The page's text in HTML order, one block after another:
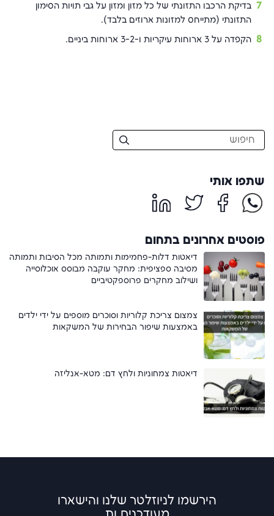
בדיקת הרכבו התזונתי של כל מזון ומזון על גבי תויות הסימון
התזונתי (מתייחס למזונות ארוזים בלבד).
הקפדה על 3 ארוחות עיקריות ו-3-2 ארוחות ביניים.
שתפו אותי
פוסטים אחרונים בתחום
דיאטות דלות-פחמימות ותמותה מכל הסיבות ותמותה
מסיבה ספציפית: מחקר עוקבה מבוסס אוכלוסייה
ושילוב מחקרים פרוספקטיביים
צמצום צריכת קלוריות וסוכרים מוספים על ידי ילדים
באמצעות שיפור הבחירות של המשקאות
דיאטות צמחוניות ולחץ דם: מטא-אנליזה
הירשמו לניוזלטר שלנו והישארו